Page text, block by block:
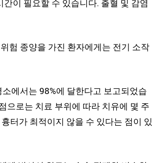
이 필요할 수 있습니다. 출혈 및 감염
험 종양을 가진 환자에게는 전기 소작
에서는 98%에 달한다고 보고되었습
으로는 치료 부위에 따라 치유에 몇 주
터가 최적이지 않을 수 있다는 점이 있